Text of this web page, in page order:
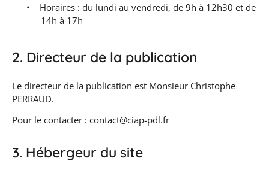
•
Horaires : du lundi au vendredi, de 9h à 12h30 et de
14h à 17h
2. Directeur de la publication
Le directeur de la publication est Monsieur Christophe
PERRAUD.
Pour le contacter : contact@ciap-pdl.fr
3. Hébergeur du site